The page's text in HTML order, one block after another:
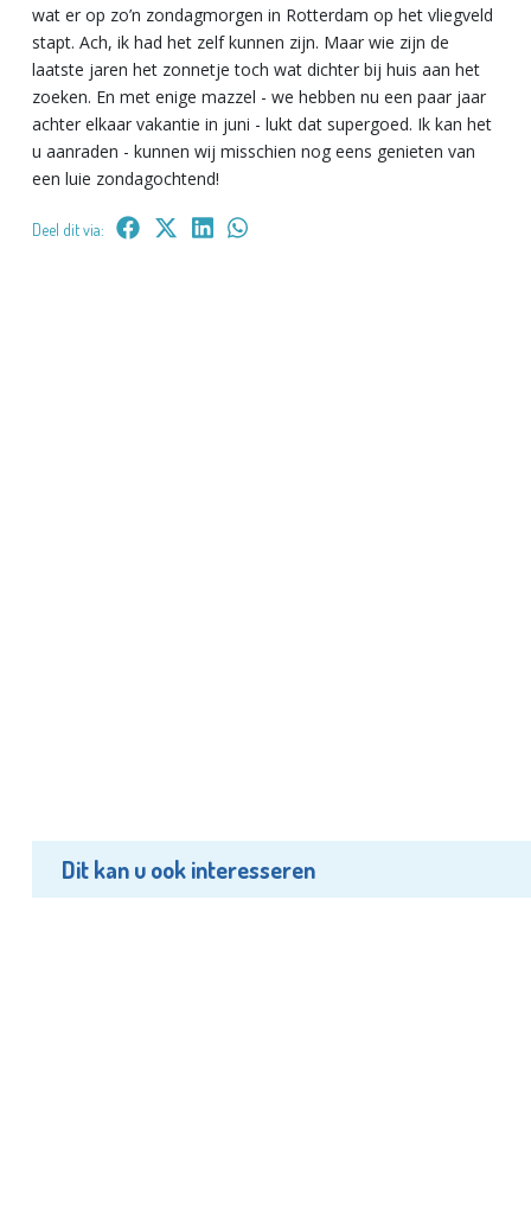
wat er op zo’n zondagmorgen in Rotterdam op het vliegveld
stapt. Ach, ik had het zelf kunnen zijn. Maar wie zijn de
laatste jaren het zonnetje toch wat dichter bij huis aan het
zoeken. En met enige mazzel - we hebben nu een paar jaar
achter elkaar vakantie in juni - lukt dat supergoed. Ik kan het
u aanraden - kunnen wij misschien nog eens genieten van
een luie zondagochtend!
Deel dit via:
Dit kan u ook interesseren